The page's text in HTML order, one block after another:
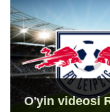
O'yin videosi